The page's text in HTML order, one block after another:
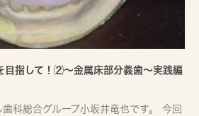
目指して！⑵〜金属床部分義歯〜実践編
科総合グループ小坂井竜也です。 今回